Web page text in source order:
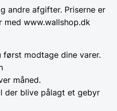
andre afgifter. Priserne er
med www.wallshop.dk
først modtage dine varer.
måned.
der blive pålagt et gebyr